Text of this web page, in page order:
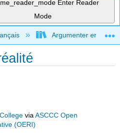
Enter Reader
Mode
global hierarchyArgumenter en
viaASCCC Open
(OERI)